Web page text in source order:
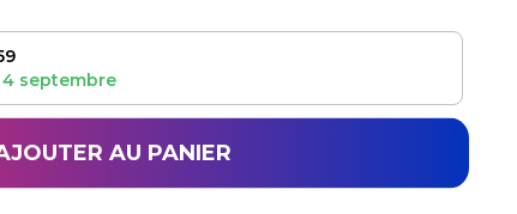
4 septembre
AU PANIER